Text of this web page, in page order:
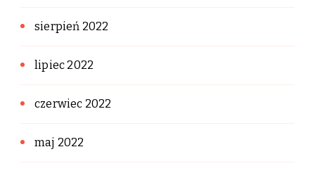
sierpień 2022
lipiec 2022
czerwiec 2022
maj 2022